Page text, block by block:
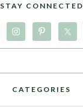
STAY CONNECTED
CATEGORIES